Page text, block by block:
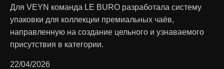
Для VEYN команда LE BURO разработала систему
упаковки для коллекции премиальных чаёв,
направленную на создание цельного и узнаваемого
присутствия в категории.
22/04/2026